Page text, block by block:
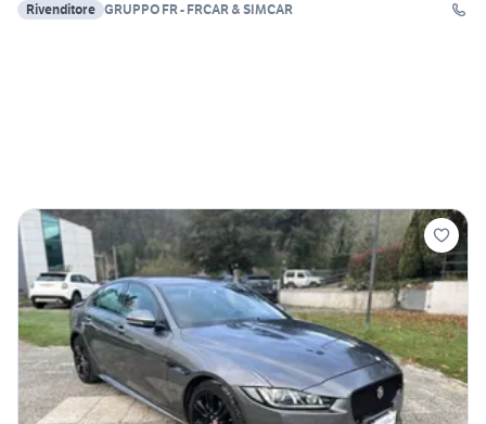
Rivenditore GRUPPO FR - FRCAR & SIMCAR